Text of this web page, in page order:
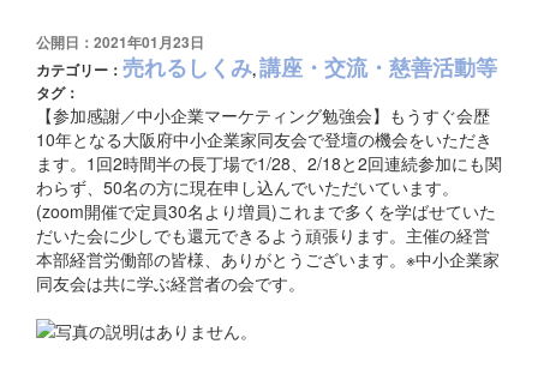
公開日：2021年01月23日
カテゴリー： 売れるしくみ,講座・交流・慈善活動等
タグ：
【参加感謝／中小企業マーケティング勉強会】もうすぐ会歴
10年となる大阪府中小企業家同友会で登壇の機会をいただき
ます。1回2時間半の長丁場で1/28、2/18と2回連続参加にも関
わらず、50名の方に現在申し込んでいただいています。
(zoom開催で定員30名より増員)これまで多くを学ばせていた
だいた会に少しでも還元できるよう頑張ります。主催の経営
本部経営労働部の皆様、ありがとうございます。※中小企業家
同友会は共に学ぶ経営者の会です。